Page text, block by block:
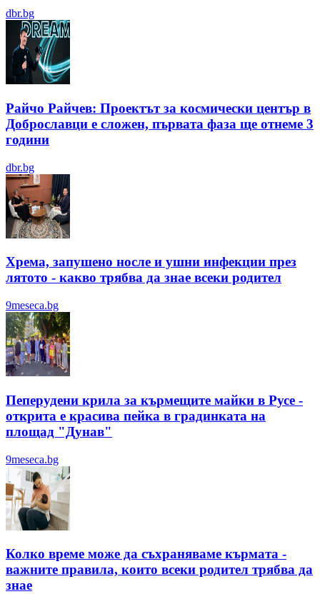
dbr.bg
Райчо Райчев: Проектът за космически център в
Доброславци е сложен, първата фаза ще отнеме 3
години
dbr.bg
Хрема, запушено носле и ушни инфекции през
лятотo - какво трябва да знае всеки родител
9meseca.bg
Пеперудени крила за кърмещите майки в Русе -
открита е красива пейка в градинката на
площад "Дунав"
9meseca.bg
Колко време може да съхраняваме кърмата -
важните правила, които всеки родител трябва да
знае